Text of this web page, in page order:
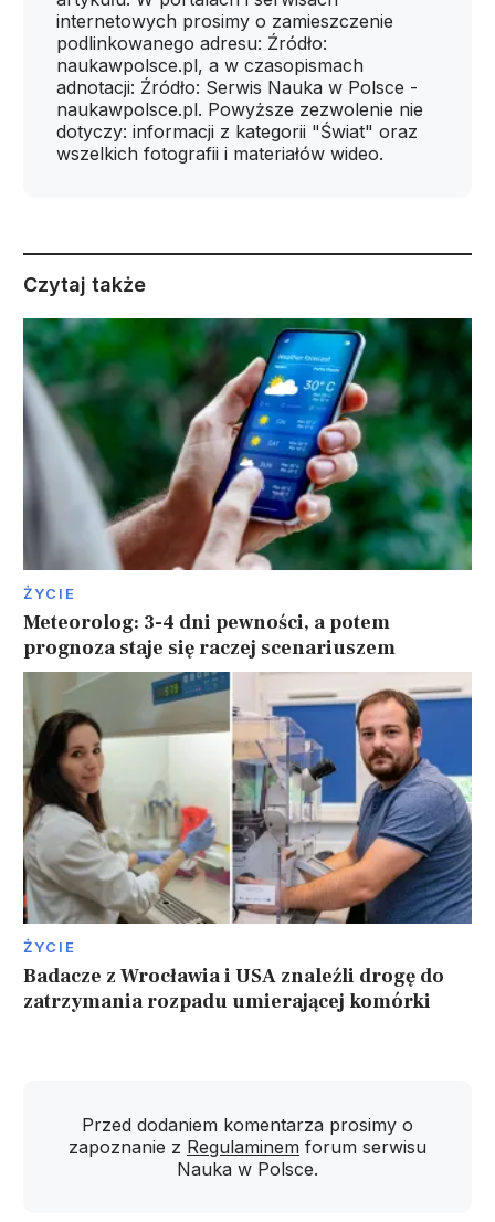
internetowych prosimy o zamieszczenie
podlinkowanego adresu: Źródło:
naukawpolsce.pl, a w czasopismach
adnotacji: Źródło: Serwis Nauka w Polsce -
naukawpolsce.pl. Powyższe zezwolenie nie
dotyczy: informacji z kategorii "Świat" oraz
wszelkich fotografii i materiałów wideo.
Czytaj także
ŻYCIE
Meteorolog: 3-4 dni pewności, a potem
prognoza staje się raczej scenariuszem
ŻYCIE
Badacze z Wrocławia i USA znaleźli drogę do
zatrzymania rozpadu umierającej komórki
Przed dodaniem komentarza prosimy o
zapoznanie z Regulaminem forum serwisu
Nauka w Polsce.